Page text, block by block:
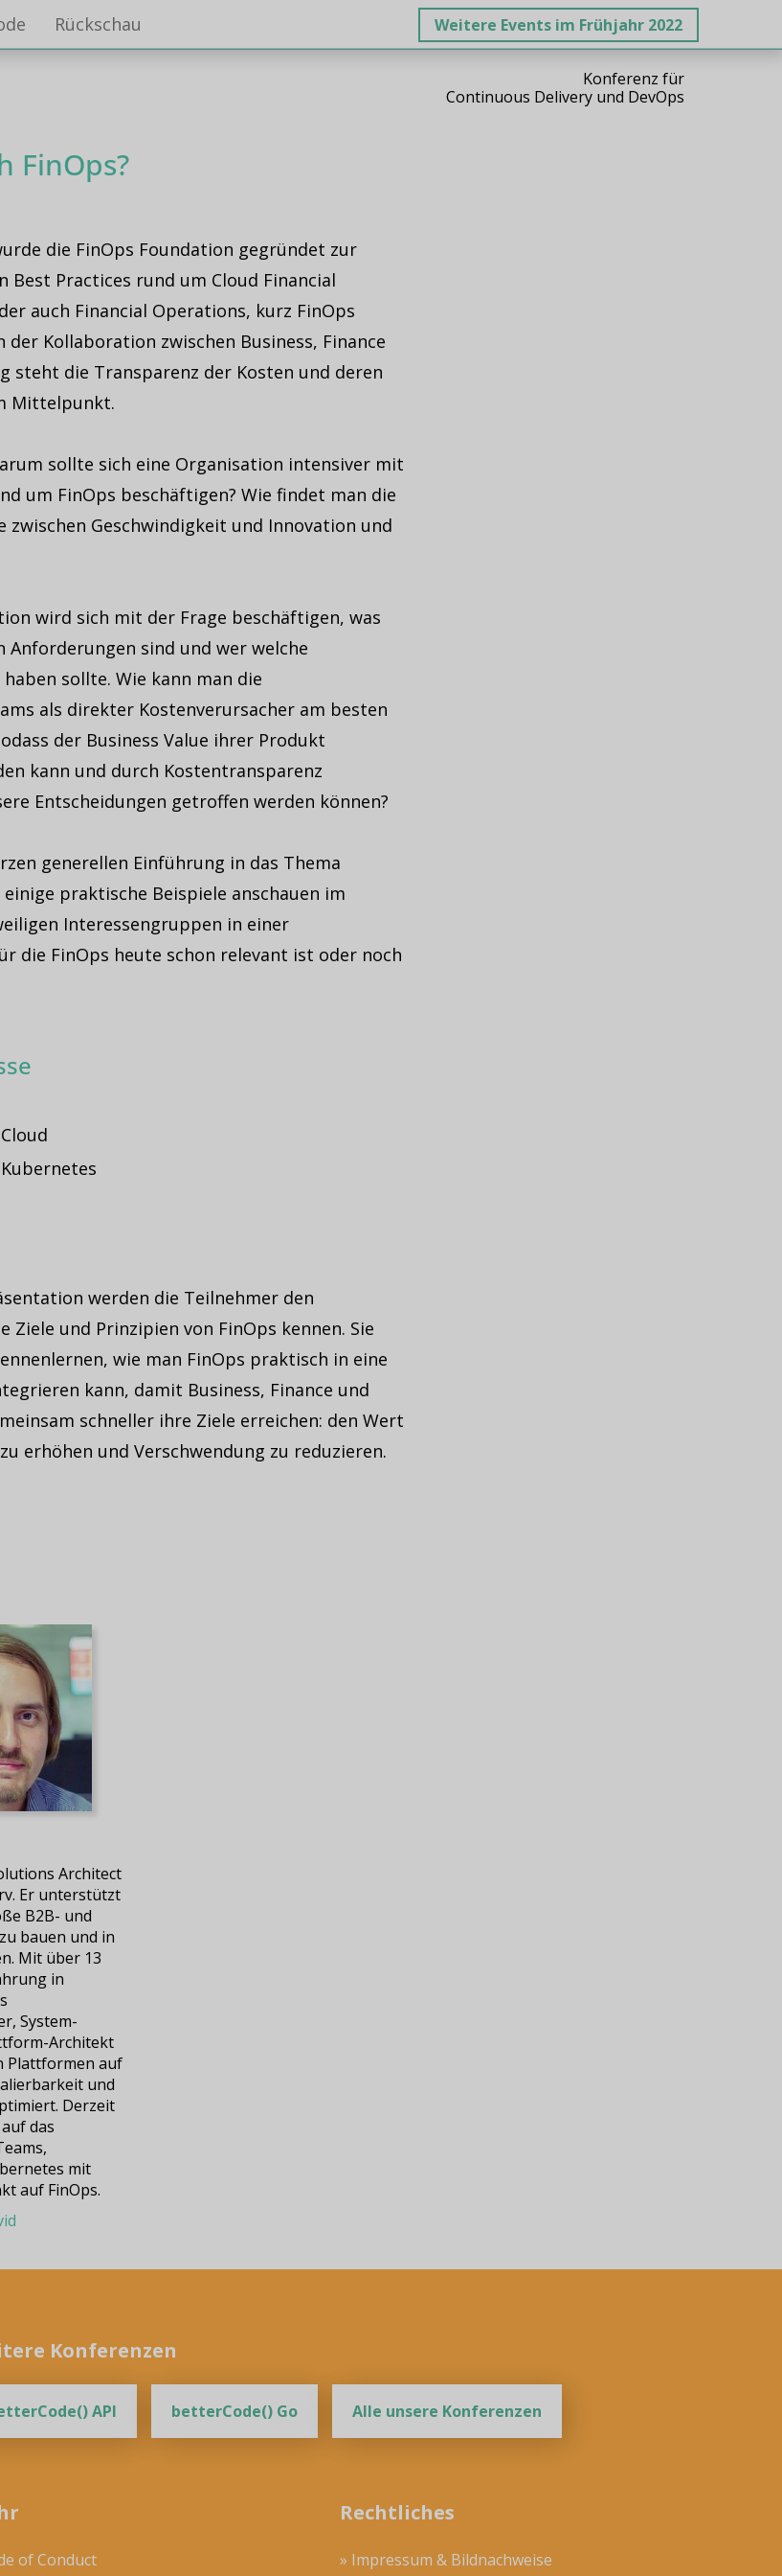
Rückschau Weitere Events im Frühjahr 2022
Konferenz für
Continuous Delivery und DevOps
FinOps?
die FinOps Foundation gegründet zur
Best Practices rund um Cloud Financial
auch Financial Operations, kurz FinOps
der Kollaboration zwischen Business, Finance
steht die Transparenz der Kosten und deren
Mittelpunkt.
sollte sich eine Organisation intensiver mit
um FinOps beschäftigen? Wie findet man die
zwischen Geschwindigkeit und Innovation und
wird sich mit der Frage beschäftigen, was
Anforderungen sind und wer welche
sollte. Wie kann man die
als direkter Kostenverursacher am besten
der Business Value ihrer Produkt
kann und durch Kostentransparenz
Entscheidungen getroffen werden können?
generellen Einführung in das Thema
praktische Beispiele anschauen im
Interessengruppen in einer
die FinOps heute schon relevant ist oder noch
werden die Teilnehmer den
Ziele und Prinzipien von FinOps kennen. Sie
wie man FinOps praktisch in eine
kann, damit Business, Finance und
schneller ihre Ziele erreichen: den Wert
erhöhen und Verschwendung zu reduzieren.
Architect
Er unterstützt
B2B- und
bauen und in
Mit über 13
in
System-
Architekt
Plattformen auf
und
Derzeit
das
mit
auf FinOps.
Konferenzen
API betterCode() Go Alle unsere Konferenzen
of Conduct
Rechtliches
» Impressum & Bildnachweise